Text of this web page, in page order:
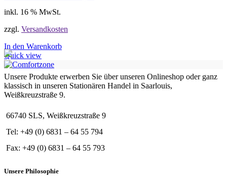
inkl. 16 % MwSt.
zzgl. Versandkosten
In den Warenkorb
Quick view
Unsere Produkte erwerben Sie über unseren Onlineshop oder ganz
klassisch in unseren Stationären Handel in Saarlouis,
Weißkreuzstraße 9.
66740 SLS, Weißkreuzstraße 9
Tel: +49 (0) 6831 – 64 55 794
Fax: +49 (0) 6831 – 64 55 793
Unsere Philosophie